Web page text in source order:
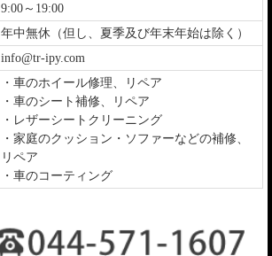
9:00～19:00
年中無休（但し、夏季及び年末年始は除く）
info@tr-ipy.com
・車のホイール修理、リペア
・車のシート補修、リペア
・レザーシートクリーニング
・家庭のクッション・ソファーなどの補修、
リペア
・車のコーティング